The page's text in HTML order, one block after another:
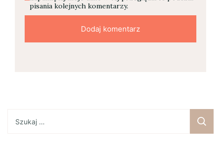
pisania kolejnych komentarzy.